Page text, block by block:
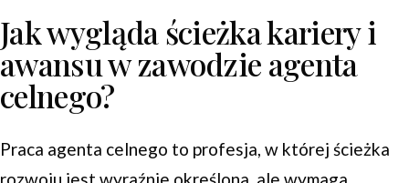
Jak wygląda ścieżka kariery i
awansu w zawodzie agenta
celnego?
Praca agenta celnego to profesja, w której ścieżka